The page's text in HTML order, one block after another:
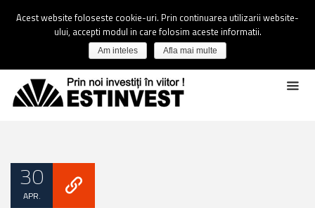
30
APR.
Acest website foloseste cookie-uri. Prin continuarea utilizarii website-
ului, accepti modul in care folosim aceste informatii.
Am inteles Afla mai multe